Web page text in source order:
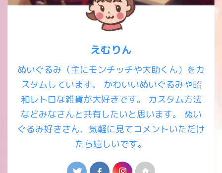
えむりん
ぬいぐるみ（主にモンチッチや大助くん）をカ
スタムしています。 かわいいぬいぐるみや昭
和レトロな雑貨が大好きです。 カスタム方法
などみなさんと共有したいと思います。 ぬい
ぐるみ好きさん、気軽に見てコメントいただけ
たら嬉しいです。